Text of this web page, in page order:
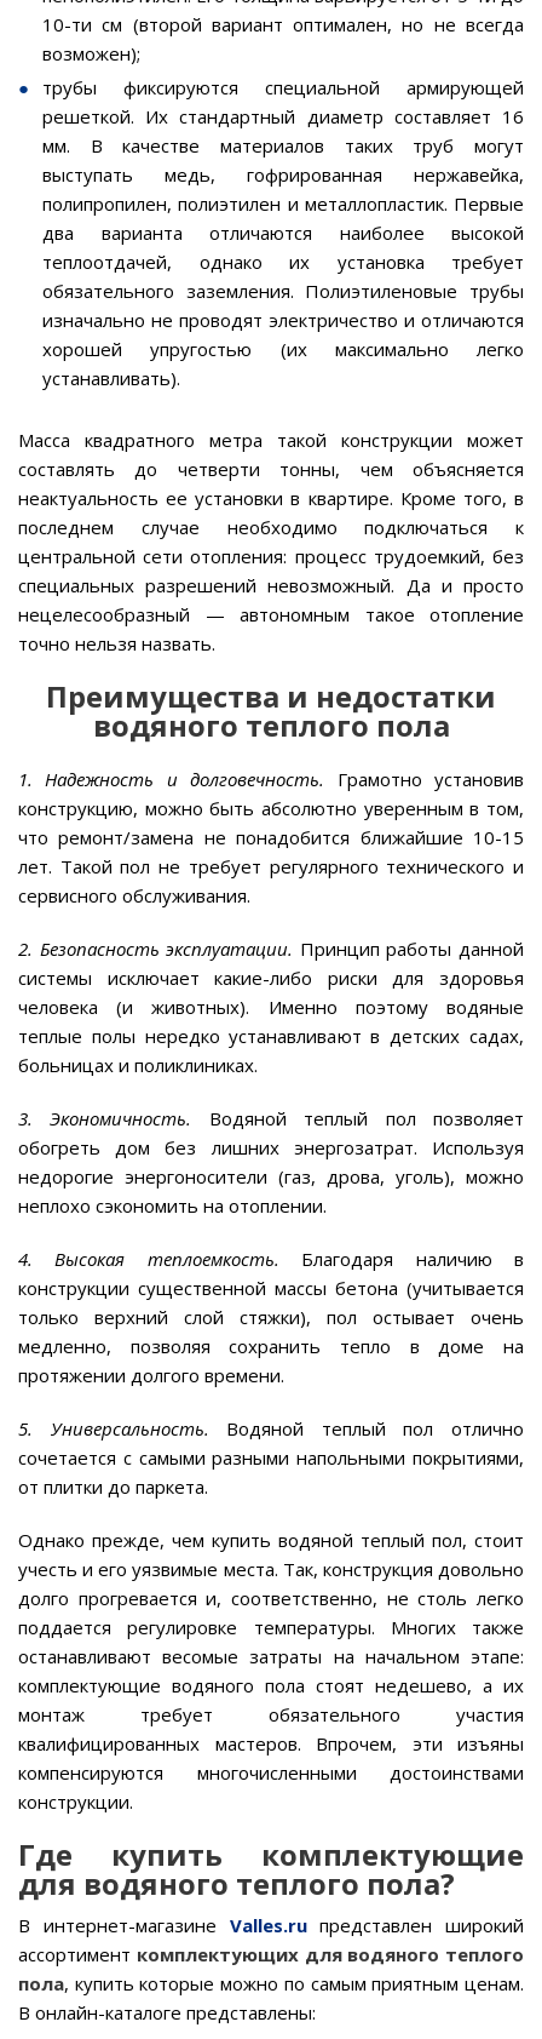
10-ти см (второй вариант оптимален, но не всегда
возможен);
трубы фиксируются специальной армирующей
решеткой. Их стандартный диаметр составляет 16
мм. В качестве материалов таких труб могут
выступать медь, гофрированная нержавейка,
полипропилен, полиэтилен и металлопластик. Первые
два варианта отличаются наиболее высокой
теплоотдачей, однако их установка требует
обязательного заземления. Полиэтиленовые трубы
изначально не проводят электричество и отличаются
хорошей упругостью (их максимально легко
устанавливать).
Масса квадратного метра такой конструкции может
составлять до четверти тонны, чем объясняется
неактуальность ее установки в квартире. Кроме того, в
последнем случае необходимо подключаться к
центральной сети отопления: процесс трудоемкий, без
специальных разрешений невозможный. Да и просто
нецелесообразный — автономным такое отопление
точно нельзя назвать.
Преимущества и недостатки
водяного теплого пола
1. Надежность и долговечность.
Грамотно установив
конструкцию, можно быть абсолютно уверенным в том,
что ремонт/замена не понадобится ближайшие 10-15
лет. Такой пол не требует регулярного технического и
сервисного обслуживания.
2. Безопасность эксплуатации. Принцип работы данной
системы исключает какие-либо риски для здоровья
человека (и животных). Именно поэтому водяные
теплые полы нередко устанавливают в детских садах,
больницах и поликлиниках.
3. Экономичность.
Водяной теплый пол позволяет
обогреть дом без лишних энергозатрат. Используя
недорогие энергоносители (газ, дрова, уголь), можно
неплохо сэкономить на отоплении.
4. Высокая теплоемкость. Благодаря наличию в
конструкции существенной массы бетона (учитывается
только верхний слой стяжки), пол остывает очень
медленно, позволяя сохранить тепло в доме на
протяжении долгого времени.
5. Универсальность. Водяной теплый пол отлично
сочетается с самыми разными напольными покрытиями,
от плитки до паркета.
Однако прежде, чем купить водяной теплый пол, стоит
учесть и его уязвимые места. Так, конструкция довольно
долго прогревается и, соответственно, не столь легко
поддается регулировке температуры. Многих также
останавливают весомые затраты на начальном этапе:
комплектующие водяного пола стоят недешево, а их
монтаж требует обязательного участия
квалифицированных мастеров. Впрочем, эти изъяны
компенсируются многочисленными достоинствами
конструкции.
Где купить комплектующие
для водяного теплого пола?
В интернет-магазине Valles.ruпредставлен широкий
ассортимент комплектующих для водяного теплого
пола, купить которые можно по самым приятным ценам.
В онлайн-каталоге представлены: